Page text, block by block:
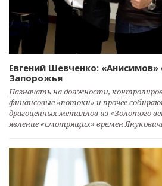
Евгений Шевченко: «Анисимов»
Запорожья
Назначать на должности,
финансовые «потоки» и прочее
драгоценных металлов из «Золотого
явление «смотрящих» времен